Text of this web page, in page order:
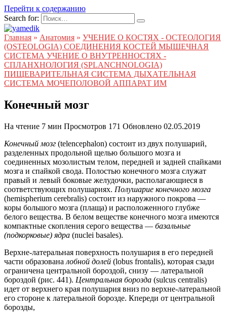
Перейти к содержанию
Search for:
Главная » Анатомия » УЧЕНИЕ О КОСТЯХ - ОСТЕОЛОГИЯ
(OSTEOLOGIA) СОЕДИНЕНИЯ КОСТЕЙ МЫШЕЧНАЯ
СИСТЕМА УЧЕНИЕ О ВНУТРЕННОСТЯХ -
СПЛАНХНОЛОГИЯ (SPLANCHNOLOGIA)
ПИЩЕВАРИТЕЛЬНАЯ СИСТЕМА ДЫХАТЕЛЬНАЯ
СИСТЕМА МОЧЕПОЛОВОЙ АППАРАТ ИМ
Конечный мозг
На чтение 7 мин Просмотров 171 Обновлено 02.05.2019
Конечный мозг (telencephalon) состоит из двух полушарий,
разделенных продольной щелью большого мозга и
соединенных мозолистым телом, передней и задней спайками
мозга и спайкой свода. Полостью конечного мозга служат
правый и левый боковые желудочки, располагающиеся в
соответствующих полушариях. Полушарие конечного мозга
(hemispherium cerebralis) состоит из наружного покрова —
коры большого мозга (плаща) и расположенного глубже
белого вещества. В белом веществе конечного мозга имеются
компактные скопления серого вещества — базальные
(подкорковые) ядра (nuclei basales).
Верхне-латеральная поверхность полушария в его передней
части образована лобной долей (lobus frontalis), которая сзади
ограничена центральной бороздой, снизу — латеральной
бороздой (рис. 441). Центральная борозда (sulcus centralis)
идет от верхнего края полушария вниз по верхне-латеральной
его стороне к латеральной борозде. Кпереди от центральной
борозды,